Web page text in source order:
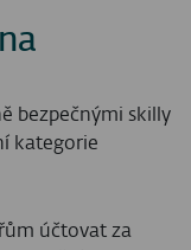
bezpečnými skilly
kategorie
účtovat za